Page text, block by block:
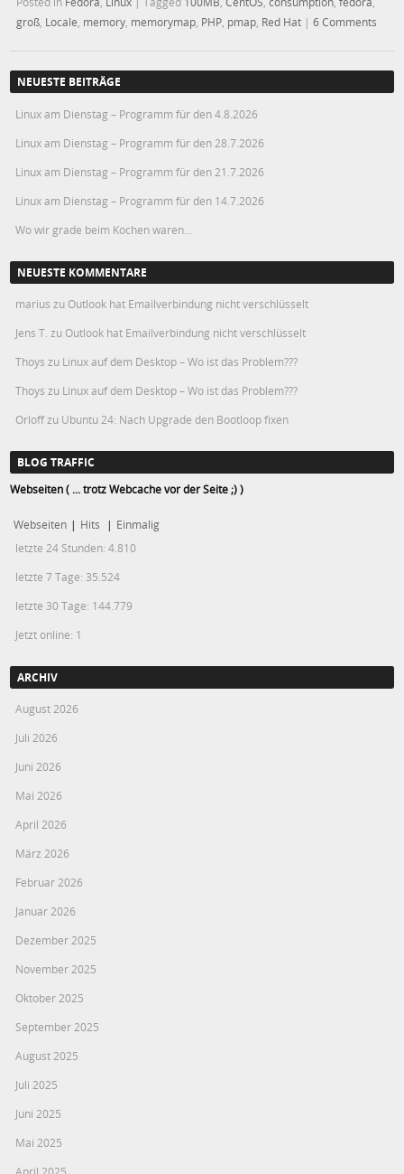
groß, Locale, memory, memorymap, PHP, pmap, Red Hat |6 Comments
NEUESTE BEITRÄGE
Linux am Dienstag – Programm für den 4.8.2026
Linux am Dienstag – Programm für den 28.7.2026
Linux am Dienstag – Programm für den 21.7.2026
Linux am Dienstag – Programm für den 14.7.2026
Wo wir grade beim Kochen waren…
NEUESTE KOMMENTARE
marius zu Outlook hat Emailverbindung nicht verschlüsselt
Jens T. zu Outlook hat Emailverbindung nicht verschlüsselt
Thoys zu Linux auf dem Desktop – Wo ist das Problem???
Thoys zu Linux auf dem Desktop – Wo ist das Problem???
Orloffzu Ubuntu 24: Nach Upgrade den Bootloop fixen
BLOG TRAFFIC
Webseiten ( ... trotz Webcache vor der Seite ;) )
Webseiten | Hits | Einmalig
letzte 24 Stunden:4.810
letzte 7 Tage: 35.524
letzte 30 Tage: 144.779
Jetzt online: 1
ARCHIV
August 2026
Juli 2026
Juni 2026
Mai 2026
April 2026
März 2026
Februar 2026
Januar 2026
Dezember 2025
November 2025
Oktober 2025
September 2025
August 2025
Juli 2025
Juni 2025
Mai 2025